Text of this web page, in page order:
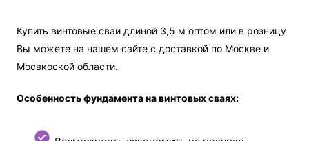
Купить винтовые сваи длиной 3,5 м оптом или в розницу
Вы можете на нашем сайте с доставкой по Москве и
Мосвкоской области.
Особенность фундамента на винтовых сваях: